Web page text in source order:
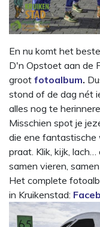
En nu komt het
D'n Opstoet aan de
groot fotoalbum.
stond of de dag nét
alles nog te
Misschien spot je
die ene
praat. Klik, kijk,
samen vieren,
Het complete
in Kruikenstad: